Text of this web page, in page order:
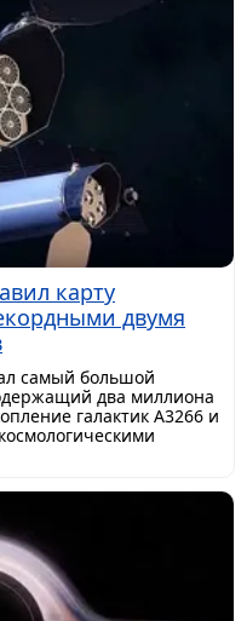
карту
двумя
самый большой
два миллиона
галактик A3266 и